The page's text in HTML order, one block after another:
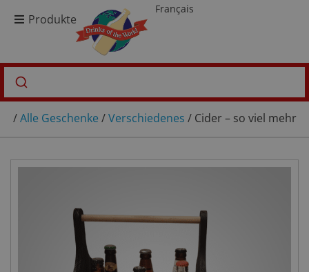
Produkte
Français
/Alle Geschenke /Verschiedenes / Cider – so viel mehr